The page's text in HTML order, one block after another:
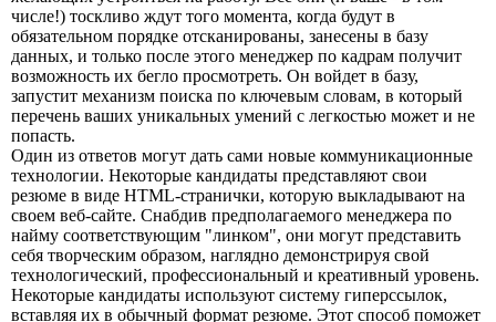
числе!) тоскливо ждут того момента, когда будут в
обязательном порядке отсканированы, занесены в базу
данных, и только после этого менеджер по кадрам получит
возможность их бегло просмотреть. Он войдет в базу,
запустит механизм поиска по ключевым словам, в который
перечень ваших уникальных умений с легкостью может и не
попасть.
Один из ответов могут дать сами новые коммуникационные
технологии. Некоторые кандидаты представляют свои
резюме в виде HTML-странички, которую выкладывают на
своем веб-сайте. Снабдив предполагаемого менеджера по
найму соответствующим "линком", они могут представить
себя творческим образом, наглядно демонстрируя свой
технологический, профессиональный и креативный уровень.
Некоторые кандидаты используют систему гиперссылок,
вставляя их в обычный формат резюме. Этот способ поможет